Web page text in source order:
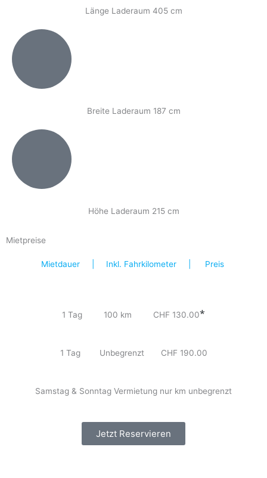
Länge Laderaum 405 cm
Breite Laderaum 187 cm
Höhe Laderaum 215 cm
Mietpreise
Mietdauer | Inkl. Fahrkilometer | Preis
1 Tag 100 km CHF 130.00*
1 Tag Unbegrenzt CHF 190.00
Samstag & Sonntag Vermietung nur km unbegrenzt
Jetzt Reservieren